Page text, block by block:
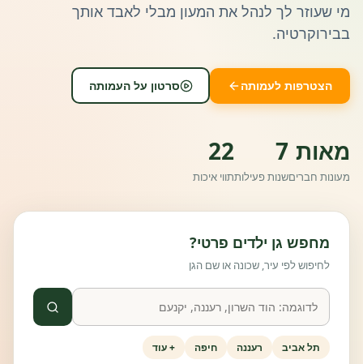
צור קשר
מי שעוזר לך לנהל את המעון מבלי לאבד אותך
בבירוקרטיה.
הצטרפות לעמותה סרטון על העמותה
מאות
מעונות חברים
7
שנות פעילות
22
תווי איכות
מחפש גן ילדים פרטי?
לחיפוש לפי עיר, שכונה או שם הגן
תל אביב רעננה חיפה + עוד